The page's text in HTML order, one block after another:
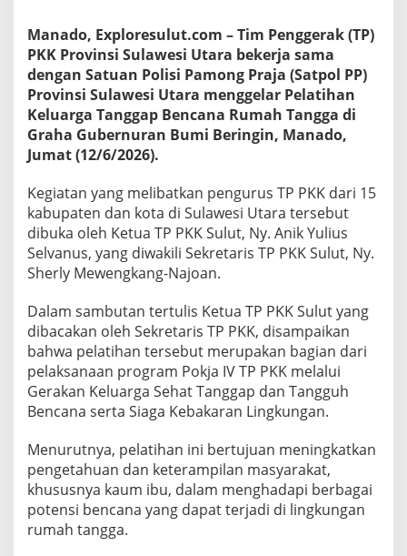
a
t
i
h
a
n
K
e
l
a
r
g
T
a
g
g
a
p
B
e
n
n
a
,
P
e
s
Manado, Exploresulut.com – Tim Penggerak (TP)
PKK Provinsi Sulawesi Utara bekerja sama
dengan Satuan Polisi Pamong Praja (Satpol PP)
Provinsi Sulawesi Utara menggelar Pelatihan
Keluarga Tanggap Bencana Rumah Tangga di
Graha Gubernuran Bumi Beringin, Manado,
Jumat (12/6/2026).
Kegiatan yang melibatkan pengurus TP PKK dari 15
kabupaten dan kota di Sulawesi Utara tersebut
dibuka oleh Ketua TP PKK Sulut, Ny. Anik Yulius
Selvanus, yang diwakili Sekretaris TP PKK Sulut, Ny.
Sherly Mewengkang-Najoan.
Dalam sambutan tertulis Ketua TP PKK Sulut yang
dibacakan oleh Sekretaris TP PKK, disampaikan
bahwa pelatihan tersebut merupakan bagian dari
pelaksanaan program Pokja IV TP PKK melalui
Gerakan Keluarga Sehat Tanggap dan Tangguh
Bencana serta Siaga Kebakaran Lingkungan.
Menurutnya, pelatihan ini bertujuan meningkatkan
pengetahuan dan keterampilan masyarakat,
khususnya kaum ibu, dalam menghadapi berbagai
potensi bencana yang dapat terjadi di lingkungan
rumah tangga.